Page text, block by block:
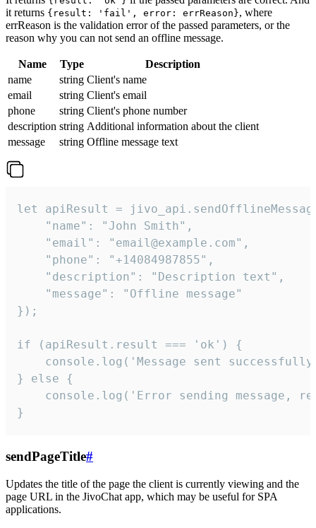
it returns {result: 'fail', error: errReason}, where
errReason is the validation error of the passed parameters, or the
reason why you can not send an offline message.
Name Type
Description
name
string Client's name
email
string Client's email
phone
string Client's phone number
description string Additional information about the client
message
string Offline message text
let apiResult =
    "name": "John Smith",
    "email": "email@example.com",
    "phone": "+14084987855",
    "description": "Description text",
    "message": "Offline message"
});
if (apiResult.result === 'ok') {
console.log('Message sent
} else {
console.log('Error sending message,
}
sendPageTitle#
Updates the title of the page the client is currently viewing and the
page URL in the JivoChat app, which may be useful for SPA
applications.